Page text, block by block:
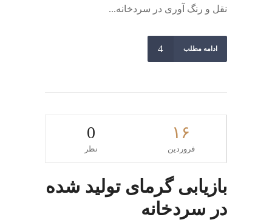
نقل و رنگ آوری در سردخانه...
ادامه مطلب
۱۶
فروردین
0
نظر
بازیابی گرمای تولید شده
در سردخانه